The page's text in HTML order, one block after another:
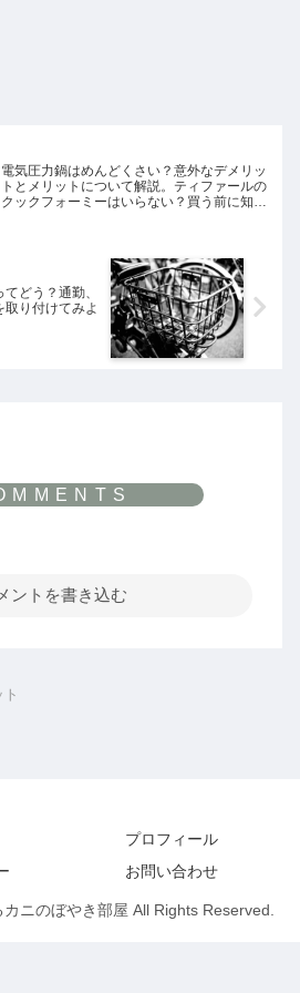
電気圧力鍋はめんどくさい？意外なデメリッ
トとメリットについて解説。ティファールの
クックフォーミーはいらない？買う前に知っ
どう？通勤、
り付けてみよ
ントを書き込む
プロフィール
お問い合わせ
ニのぼやき部屋 All Rights Reserved.